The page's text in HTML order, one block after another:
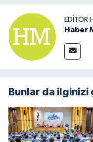
EDITÖR
Haber
Bunlar da ilginizi